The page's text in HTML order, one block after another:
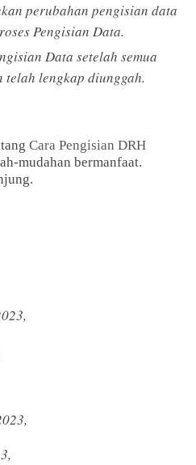
perubahan pengisian data
Pengisian Data.
Data setelah semua
telah lengkap diunggah.
Cara Pengisian DRH
mudahan bermanfaat.